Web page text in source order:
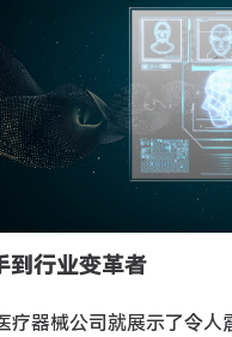
到行业变革者
疗器械公司就展示了令人